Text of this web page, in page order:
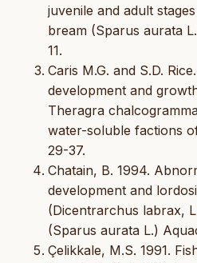
juvenile and adult
bream (Sparus aurata
11.
Caris M.G. and S.D.
development and
Theragra
water-soluble factions
29-37.
Chatain, B. 1994.
development and
(Dicentrarchus labrax,
(Sparus aurata L.)
Çelikkale, M.S. 1991.